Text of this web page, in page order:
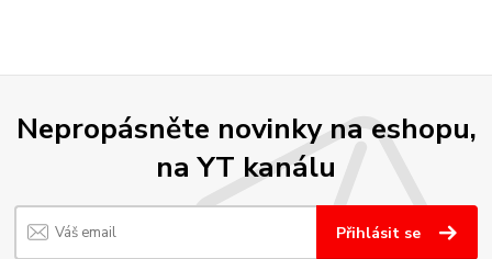
Nepropásněte novinky na eshopu,
na YT kanálu
Přihlásit se